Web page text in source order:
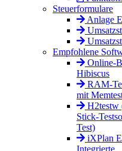
Steuerformulare
Anlage
Empfohlene
Online-
Hibiscus
RAM-
mit
H2testw
Stick-
Test)
iXPlan
Integrierte